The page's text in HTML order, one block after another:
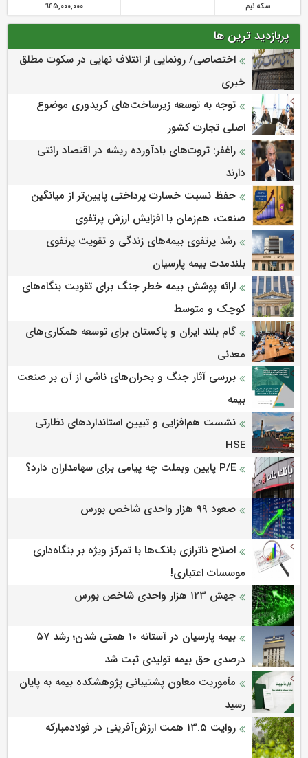
سکه نیم
945,000,000
پربازدید ترین ها
اختصاصی/ رونمایی از ائتلاف‌ نهایی در سکوت مطلق
خبری
توجه به توسعه زیرساخت‌های کریدوری موضوع
اصلی تجارت کشور
راغفر: ثروت‌های بادآورده ریشه در اقتصاد رانتی
دارند
حفظ نسبت خسارت پرداختی پایین‌تر از میانگین
صنعت، هم‌زمان با افزایش ارزش پرتفوی
رشد پرتفوی بیمه‌های زندگی و تقویت پرتفوی
بلندمدت بیمه پارسیان
ارائه پوشش بیمه خطر جنگ برای تقویت بنگاه‌های
کوچک و متوسط
گام بلند ایران و پاکستان برای توسعه همکاری‌های
معدنی
بررسی آثار جنگ و بحران‌های ناشی از آن بر صنعت
بیمه
نشست هم‌افزایی و تبیین استانداردهای نظارتی
HSE
P/E پایین وبملت چه پیامی برای سهامداران دارد؟
صعود ۹۹ هزار واحدی شاخص بورس
اصلاح ناترازی بانک‌ها با تمرکز ویژه بر بنگاه‌داری
موسسات اعتباری!
جهش ۱۲۳ هزار واحدی شاخص بورس
بیمه پارسیان در آستانه 10 همتی شدن؛ رشد ۵۷
درصدی حق بیمه تولیدی ثبت شد
مأموریت معاون پشتیبانی پژوهشكده بیمه به پایان
رسید
روایت ۱۳.۵ همت ارزش‌آفرینی در فولادمبارکه